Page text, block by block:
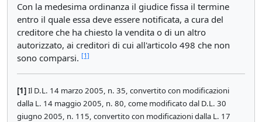
Con la medesima ordinanza il giudice fissa il termine
entro il quale essa deve essere notificata, a cura del
creditore che ha chiesto la vendita o di un altro
autorizzato, ai creditori di cui all'articolo 498 che non
sono comparsi. [1]
[1]Il D.L. 14 marzo 2005, n. 35, convertito con modificazioni
dalla L. 14 maggio 2005, n. 80, come modificato dal D.L. 30
giugno 2005, n. 115, convertito con modificazioni dalla L. 17